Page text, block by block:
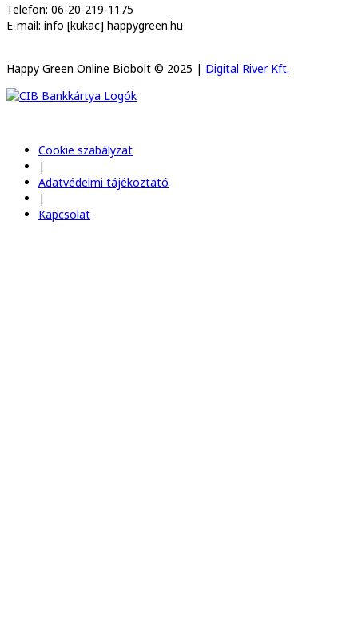
Telefon: 06-20-219-1175
E-mail: info [kukac] happygreen.hu
Happy Green Online Biobolt © 2025 | Digital River Kft.
Cookie szabályzat
|
Adatvédelmi tájékoztató
|
Kapcsolat